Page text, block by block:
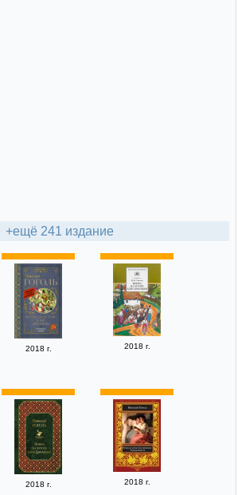
+ещё 241 издание
2018 г. 2018 г.
2018 г. 2018 г.